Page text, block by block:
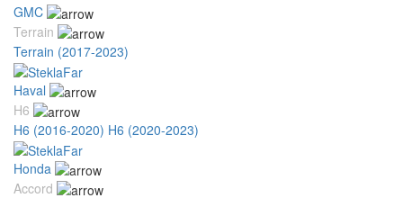
GMC
Terrain
Terrain (2017-2023)
Haval
H6
H6 (2016-2020) H6 (2020-2023)
Honda
Accord